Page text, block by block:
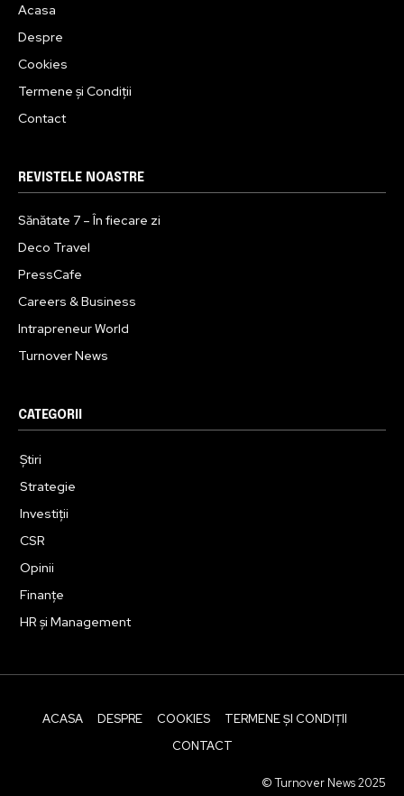
Acasa
Despre
Cookies
Termene și Condiții
Contact
REVISTELE NOASTRE
Sănătate 7 – În fiecare zi
Deco Travel
PressCafe
Careers & Business
Intrapreneur World
Turnover News
CATEGORII
Știri
Strategie
Investiții
CSR
Opinii
Finanțe
HR și Management
ACASA DESPRE COOKIES
TERMENE ȘI CONDIȚII
CONTACT
© Turnover News 2025